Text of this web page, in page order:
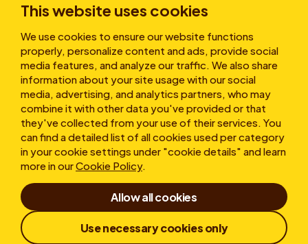
This website uses cookies
We use cookies to ensure our website functions
properly, personalize content and ads, provide social
media features, and analyze our traffic. We also share
information about your site usage with our social
media, advertising, and analytics partners, who may
combine it with other data you've provided or that
they've collected from your use of their services. You
can find a detailed list of all cookies used per category
in your cookie settings under "cookie details" and learn
more in ourCookie Policy.
Allow all cookies
Use necessary cookies only
Sobre nosotros
Condicions d'ús
Declaración de Confidencialidad Cookies